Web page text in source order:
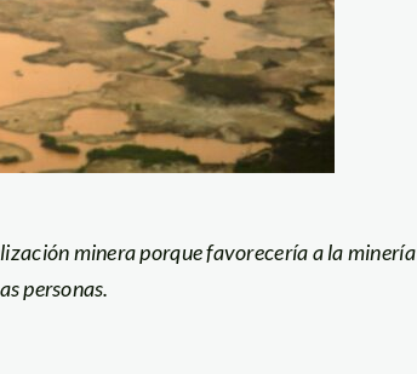
minera porque favorecería a la minería
personas.